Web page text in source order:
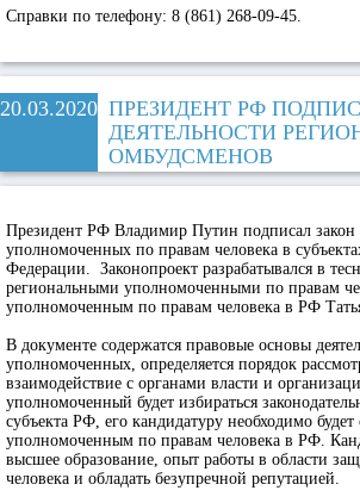
Справки по телефону: 8 (861) 268-09-45.
20.03.2020 ПРЕЗИДЕНТ РФ
ДЕЯТЕЛЬНОСТИ
ОМБУДСМЕНОВ
Президент РФ Владимир Путин подписал закон
уполномоченных по правам человека в
Федерации. Законопроект разрабатывался в
региональными уполномоченными по правам
уполномоченным по правам человека в РФ
В документе содержатся правовые основы
уполномоченных, определяется порядок
взаимодействие с органами власти и
уполномоченный будет избираться
субъекта РФ, его кандидатуру необходимо будет
уполномоченным по правам человека в РФ.
высшее образование, опыт работы в области
человека и обладать безупречной репутацией.